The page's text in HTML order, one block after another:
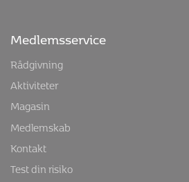
Medlemsservice
Rådgivning
Aktiviteter
Magasin
Medlemskab
Kontakt
Test din risiko